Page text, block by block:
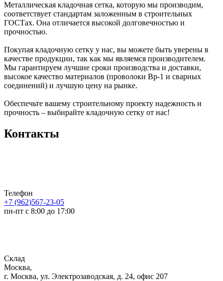
Металлическая кладочная сетка, которую мы производим,
соответствует стандартам заложенным в строительных
ГОСТах. Она отличается высокой долговечностью и
прочностью.
Покупая кладочную сетку у нас, вы можете быть уверены в
качестве продукции, так как мы являемся производителем.
Мы гарантируем лучшие сроки производства и доставки,
высокое качество материалов (проволоки Вр-1 и сварных
соединений) и лучшую цену на рынке.
Обеспечьте вашему строительному проекту надежность и
прочность – выбирайте кладочную сетку от нас!
Контакты
Телефон
+7 (962)567-23-05
пн-пт с 8:00 до 17:00
Склад
Москва,
г. Москва, ул. Электрозаводская, д. 24, офис 207